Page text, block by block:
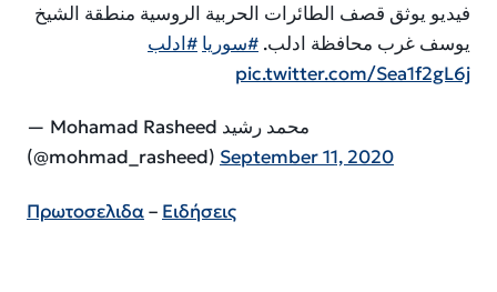
فيديو يوثق قصف الطائرات الحربية الروسية منطقة الشيخ
يوسف غرب محافظة ادلب. #سوريا #ادلب
pic.twitter.com/Sea1f2gL6j
— Mohamad Rasheed محمد رشيد
(@mohmad_rasheed) September 11, 2020
Πρωτοσελιδα– Ειδήσεις